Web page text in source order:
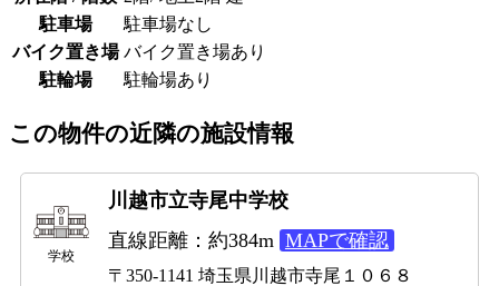
駐車場
駐車場なし
バイク置き場 バイク置き場あり
駐輪場
駐輪場あり
この物件の近隣の施設情報
学校
川越市立寺尾中学校
直線距離：約384m MAPで確認
〒350-1141 埼玉県川越市寺尾１０６８